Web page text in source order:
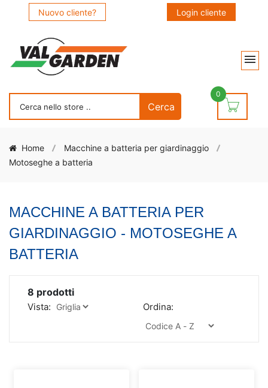
Nuovo cliente? Login cliente
0
Home
Macchine a batteria per giardinaggio
Motoseghe a batteria
MACCHINE A BATTERIA PER
GIARDINAGGIO - MOTOSEGHE A
BATTERIA
8 prodotti
Vista: Ordina: